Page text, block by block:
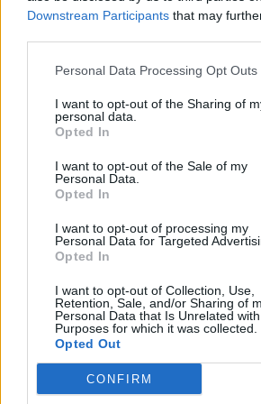
Downstream Participants that may
Personal Data Processing Opt Outs
I want to opt-out of the Sharing of
personal data.
Opted In
I want to opt-out of the Sale of my
Personal Data.
Opted In
I want to opt-out of processing my
Personal Data for Targeted
Opted In
I want to opt-out of Collection, Use,
Retention, Sale, and/or Sharing of
Personal Data that Is Unrelated
Purposes for which it was collected.
Opted Out
CONFIRM